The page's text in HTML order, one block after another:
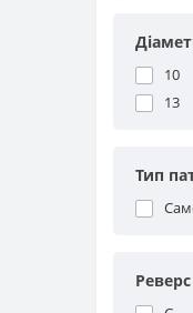
10
13
Тип
Реверс